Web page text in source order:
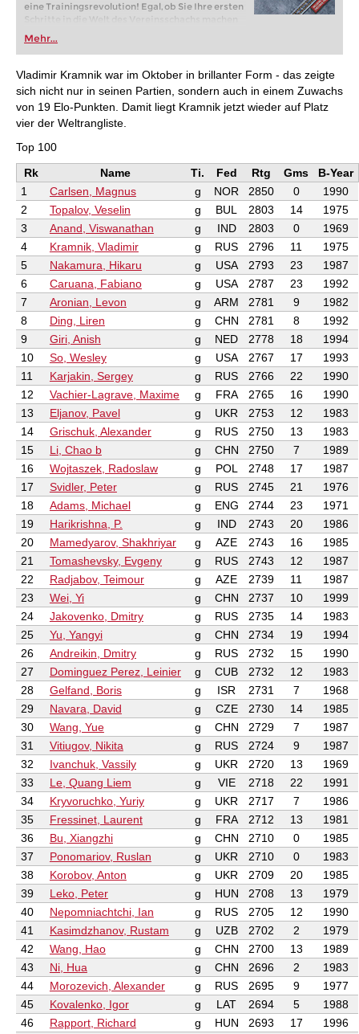
eine Trainingsrevolution! Egal, ob Sie Ihre ersten
Schritte in die Welt des Vereinsschachs machen
oder bereits auf Turnierniveau spielen: Mit
FRITZ trainieren Sie effizienter, intelligenter und
individueller als je zuvor.
Mehr...
Vladimir Kramnik war im Oktober in brillanter Form - das zeigte
sich nicht nur in seinen Partien, sondern auch in einem Zuwachs
von 19 Elo-Punkten. Damit liegt Kramnik jetzt wieder auf Platz
vier der Weltrangliste.
Top 100
Rk
Name Ti. Fed Rtg Gms
B-Year
1
Carlsen, Magnus g NOR 2850 0
1990
2
Topalov, Veselin g BUL 2803 14
1975
3
Anand, Viswanathan g IND 2803 0
1969
4
Kramnik, Vladimir g RUS 2796 11
1975
5
Nakamura, Hikaru g USA 2793 23
1987
6
Caruana, Fabiano g USA 2787 23
1992
7
Aronian, Levon g ARM 2781 9
1982
8
Ding, Liren g CHN 2781 8
1992
9
Giri, Anish g NED 2778 18
1994
10
So, Wesley g USA 2767 17
1993
11
Karjakin, Sergey g RUS 2766 22
1990
12
Vachier-Lagrave, Maxime g FRA 2765 16
1990
13
Eljanov, Pavel g UKR 2753 12
1983
14
Grischuk, Alexander g RUS 2750 13
1983
15
Li, Chao b g CHN 2750 7
1989
16
Wojtaszek, Radoslaw g POL 2748 17
1987
17
Svidler, Peter g RUS 2745 21
1976
18
Adams, Michael g ENG 2744 23
1971
19
Harikrishna, P. g IND 2743 20
1986
20
Mamedyarov, Shakhriyar g AZE 2743 16
1985
21
Tomashevsky, Evgeny g RUS 2743 12
1987
22
Radjabov, Teimour g AZE 2739 11
1987
23
Wei, Yi g CHN 2737 10
1999
24
Jakovenko, Dmitry g RUS 2735 14
1983
25
Yu, Yangyi g CHN 2734 19
1994
26
Andreikin, Dmitry g RUS 2732 15
1990
27
Dominguez Perez, Leinier g CUB 2732 12
1983
28
Gelfand, Boris g ISR 2731 7
1968
29
Navara, David g CZE 2730 14
1985
30
Wang, Yue g CHN 2729 7
1987
31
Vitiugov, Nikita g RUS 2724 9
1987
32
Ivanchuk, Vassily g UKR 2720 13
1969
33
Le, Quang Liem g VIE 2718 22
1991
34
Kryvoruchko, Yuriy g UKR 2717 7
1986
35
Fressinet, Laurent g FRA 2712 13
1981
36
Bu, Xiangzhi g CHN 2710 0
1985
37
Ponomariov, Ruslan g UKR 2710 0
1983
38
Korobov, Anton g UKR 2709 20
1985
39
Leko, Peter g HUN 2708 13
1979
40
Nepomniachtchi, Ian g RUS 2705 12
1990
41
Kasimdzhanov, Rustam g UZB 2702 2
1979
42
Wang, Hao g CHN 2700 13
1989
43
Ni, Hua g CHN 2696 2
1983
44
Morozevich, Alexander g RUS 2695 9
1977
45
Kovalenko, Igor g LAT 2694 5
1988
46
Rapport, Richard g HUN 2693 17
1996